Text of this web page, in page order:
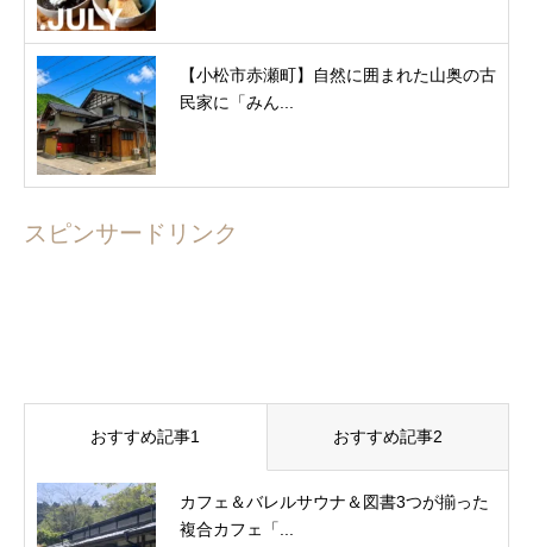
【小松市赤瀬町】自然に囲まれた山奥の古
民家に「みん...
スピンサードリンク
おすすめ記事1 おすすめ記事2
カフェ＆バレルサウナ＆図書3つが揃った
複合カフェ「...